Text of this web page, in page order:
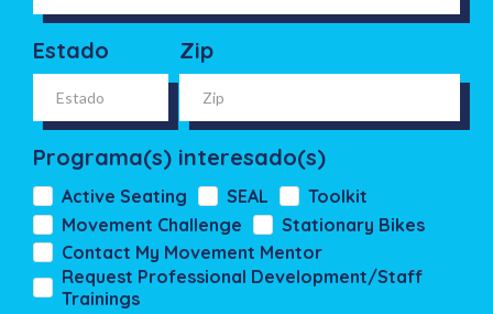
Estado Zip
Programa(s) interesado(s)
Active Seating SEAL
Toolkit
Movement Challenge
Stationary Bikes
Contact My Movement Mentor
Request Professional Development/Staff
Trainings